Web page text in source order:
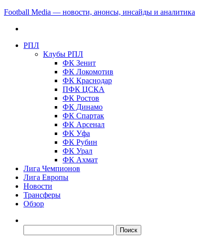
Football Media — новости, анонсы, инсайды и аналитика
РПЛ
Клубы РПЛ
ФК Зенит
ФК Локомотив
ФК Краснодар
ПФК ЦСКА
ФК Ростов
ФК Динамо
ФК Спартак
ФК Арсенал
ФК Уфа
ФК Рубин
ФК Урал
ФК Ахмат
Лига Чемпионов
Лига Европы
Новости
Трансферы
Обзор